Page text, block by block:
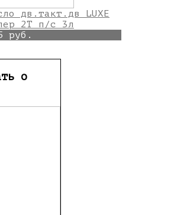
дв.такт.дв LUXE
2Т п/с 3л
руб.
о